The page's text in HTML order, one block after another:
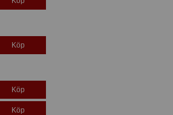
Köp
Köp
Köp